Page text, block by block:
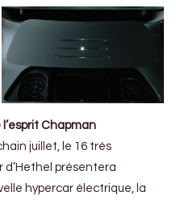
Chapman
juillet, le 16 très
présentera
hypercar électrique, la